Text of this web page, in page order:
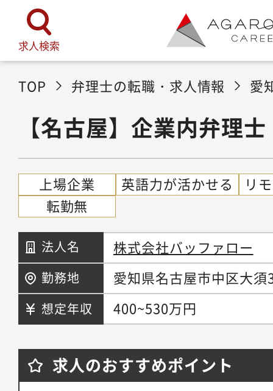
求人検索
TOP 弁理士の転職・求人情報 愛
【名古屋】企業内弁理士
上場企業 英語力が活かせる
リ
転勤無
法人名 株式会社バッファロー
勤務地 愛知県名古屋市中区大
想定年収 400~530万円
求人のおすすめポイント